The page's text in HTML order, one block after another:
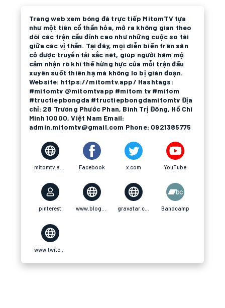
Trang web xem bóng đá trực tiếp MitomTV tựa
như một tiên cổ thần hỏa, mở ra không gian theo
dõi các trận cầu đỉnh cao như những cuộc so tài
giữa các vị thần. Tại đây, mọi diễn biến trên sân
cỏ được truyền tải sắc nét, giúp người hâm mộ
cảm nhận rõ khí thế hừng hực của mỗi trận đấu
xuyên suốt thiên hạ mà không lo bị gián đoạn.
Website: https://mitomtv.app/ Hashtags:
#mitomtv @mitomtvapp #mitom tv #mitom
#tructiepbongda #tructiepbongdamitomtv Địa
chỉ: 28 Trương Phước Phan, Bình Trị Đông, Hồ Chí
Minh 10000, Việt Nam Email:
admin.mitomtv@gmail.com Phone: 0921385775
Facebook x.com YouTube
pinterest Bandcamp